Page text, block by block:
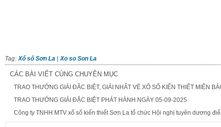
Tag: Xổ số Sơn La Xo so Son La
CÁC BÀI VIẾT CÙNG CHUYÊN MỤC
TRAO THƯỞNG GIẢI ĐẶC BIỆT, GIẢI NHẤT VÉ XỔ SỐ KIẾN THIẾT MIÊN
TRAO THƯỞNG GIẢI ĐẶC BIỆT PHÁT HÀNH NGÀY 05-09-2025
Công ty TNHH MTV xổ số kiến thiết Sơn La tổ chức Hội nghị tuyên dương